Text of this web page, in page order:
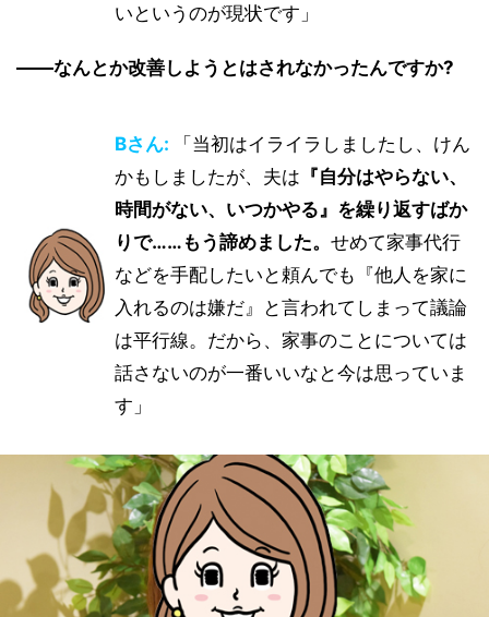
いというのが現状です」
――なんとか改善しようとはされなかったんですか?
Bさん:
「当初はイライラしましたし、けん
かもしましたが、夫は 『自分はやらない、
時間がない、いつかやる』を繰り返すばか
りで……もう諦めました。 せめて家事代行
などを手配したいと頼んでも『他人を家に
入れるのは嫌だ』と言われてしまって議論
は平行線。だから、家事のことについては
話さないのが一番いいなと今は思っていま
す」